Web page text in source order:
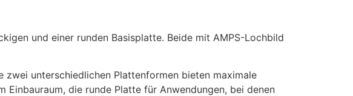
und einer runden Basisplatte. Beide mit AMPS-Lochbild
unterschiedlichen Plattenformen bieten maximale
die runde Platte für Anwendungen, bei denen